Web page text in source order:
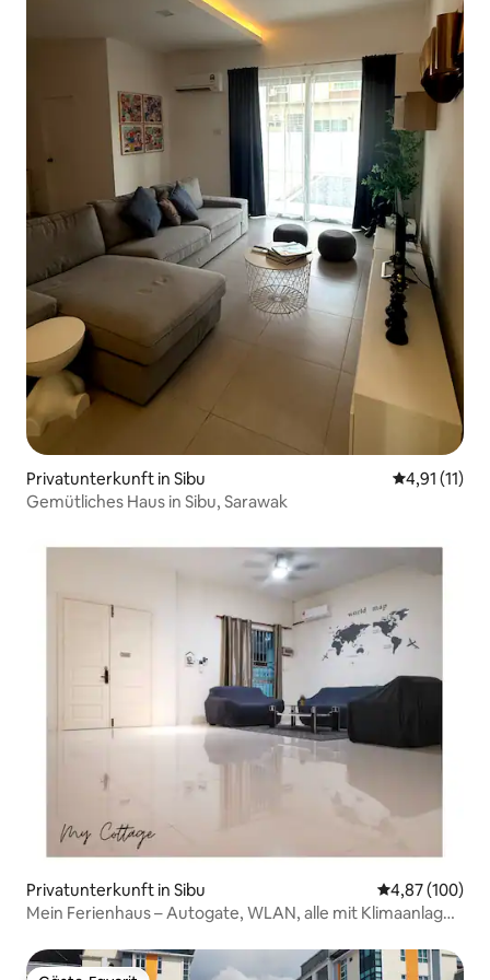
Privatunterkunft in Sibu
4,91 (11)
Gemütliches Haus in Sibu, Sarawak
Privatunterkunft in Sibu
4,87 (100)
Mein Ferienhaus – Autogate, WLAN, alle mit Klimaanlage,